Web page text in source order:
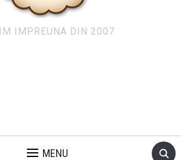
IMPREUNA DIN 2007
MENU